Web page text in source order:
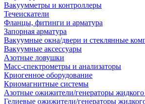
Вакуумметры и контроллеры
Течеискатели
Фланцы, фитинги и арматура
Запорная арматура
Вакуумные окна/двери и стеклянные
Вакуумные аксессуары
Азотные ловушки
Масс-спектрометры и анализаторы
Криогенное оборудование
Криомагнитные системы
Азотные ожижители/генераторы жидкого
Гелиевые ожижители/генераторы